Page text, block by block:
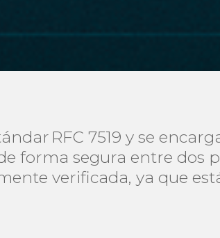
RFC 7519 y se
forma segura entre dos
verificada, ya que